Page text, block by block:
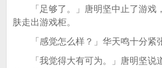
「足够了。」唐明坚中止了游戏
肤走出游戏柜。
「感觉怎么样？」华天鸣十分紧张
「我觉得大有可为。」唐明坚说